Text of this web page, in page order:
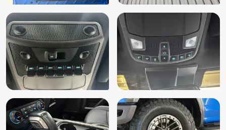
Open dak
Panoramadak
Parkeer assistent
Parkeersensor achter
Passagiersstoel in hoogte verstelbaar
Radio CD speler
Radiovoorbereiding
Schuif-/kanteldak
Smartphone integratie